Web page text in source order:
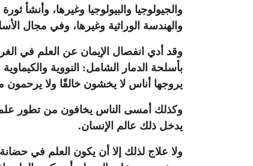
والجيولوجيا والبيولوجيا وغيرها، وأنشأ
والهندسة الوراثية وغيرها، وفي مجال
وقد أدي انفصال الإيمان عن العلم في
بأسلحة الدمار الشامل: النووية
يروجها أناس لا يخشون خالقًا ولا يرحمون
وكذلك أمسى الناس يخافون من تطور علم
يدخل ذلك عالم الإنسان.
ولا علاج لذلك إلا أن يكون العلم في حضانة